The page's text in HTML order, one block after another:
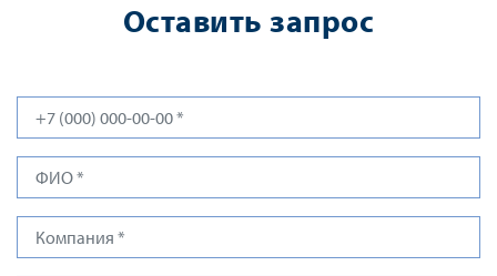
Оставить запрос